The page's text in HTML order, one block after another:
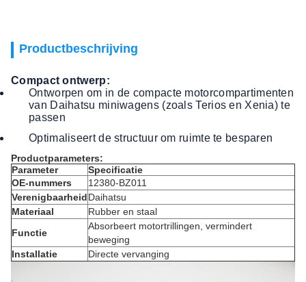
Productbeschrijving
Compact ontwerp:
Ontworpen om in de compacte motorcompartimenten
van Daihatsu miniwagens (zoals Terios en Xenia) te
passen
Optimaliseert de structuur om ruimte te besparen
Productparameters:
Parameter
Specificatie
OE-nummers
12380-BZ011
VerenigbaarheidDaihatsu
Materiaal
Rubber en staal
Functie
Absorbeert motortrillingen, vermindert
beweging
Installatie
Directe vervanging